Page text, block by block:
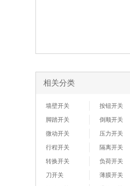
相关分类
墙壁开关
按钮开关
脚踏开关
倒顺开关
微动开关
压力开关
行程开关
隔离开关
转换开关
负荷开关
刀开关
薄膜开关